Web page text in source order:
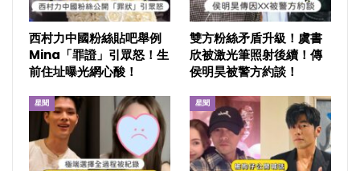
西村力中國粉絲貼吧舉例
Mina「罪證」引眾怒！生
前住址曝光網心酸！
雙方粉絲矛盾升級！虞書
欣被激光筆照射後續！傳
侯明昊被警方約談！
星聞 星聞